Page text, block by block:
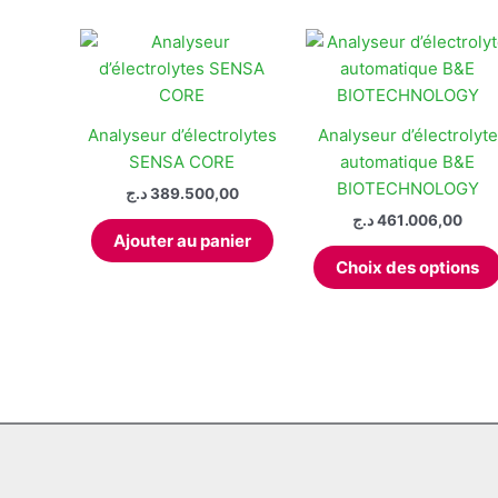
au
ancien
Analyseur d’électrolytes
SENSA CORE
389.500,00 د.ج
Ajouter au panier
Analyseur d’électrolyte
automatique B&E
BIOTECHNOLOGY
461.006,00 د.ج
Choix des options